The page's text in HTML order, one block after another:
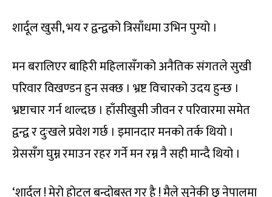
शार्दूल खुसी, भय र द्वन्द्वको त्रिसाँधमा उभिन पुग्यो ।
मन बरालिएर बाहिरी महिलासँगको अनैतिक संगतले सुखी
परिवार विखण्डन हुन सक्छ । भ्रष्ट विचारको उदय हुन्छ ।
भ्रष्टाचार गर्न थाल्दछ । हाँसीखुसी जीवन र परिवारमा समेत
द्वन्द्व र दुःखले प्रवेश गर्छ । इमानदार मनको तर्क थियो ।
ग्रेससँग घुम्न रमाउन रहर गर्ने मन रम्न नै सही मान्दै थियो ।
‘शार्दूल ! मेरो होटल बन्दोबस्त गर है ! मैले सुनेकी छु नेपालमा